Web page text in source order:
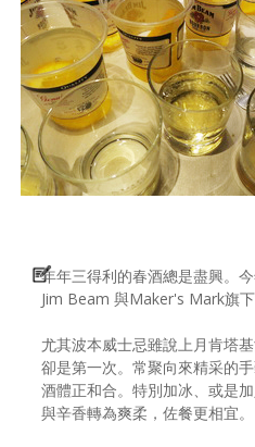
年年三得利的春酒總是盡興。
Jim Beam 與Maker's Mark旗下
尤其波本威士忌雖說上月肯塔
卻是第一次。常聚向來精采的
酒體正和合。特別加冰、或是
與辛香轉為爽柔，佐餐更相宜。